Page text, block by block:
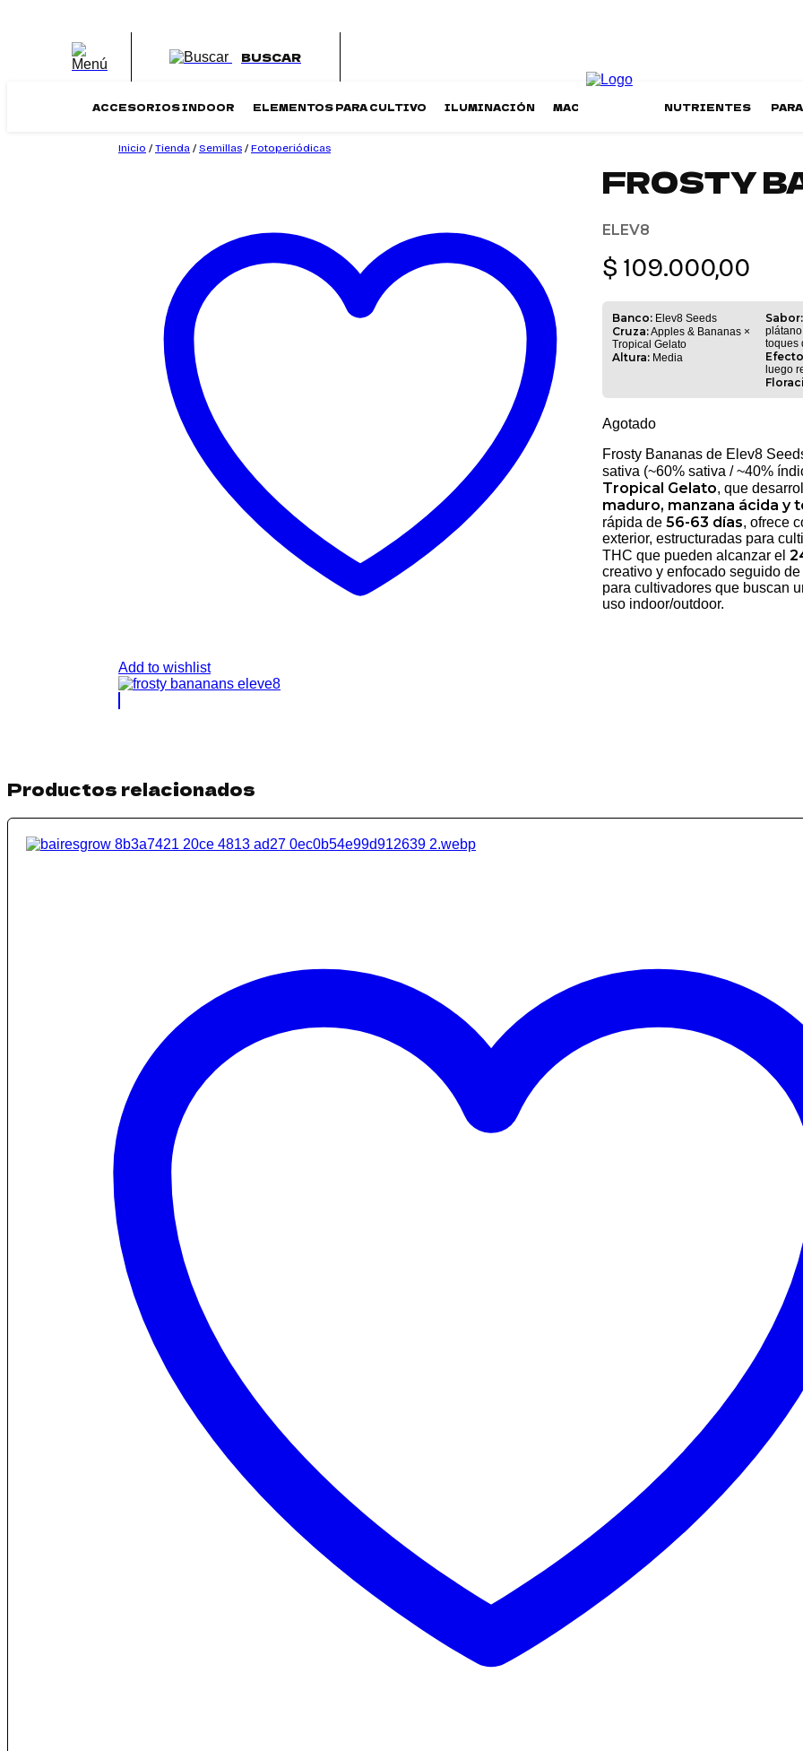
BUSCAR
ACCESORIOS INDOOR ELEMENTOS PARA CULTIVO ILUMINACIÓN MACETAS NUTRIENTES
Inicio / Tienda / Semillas / Fotoperiódicas
Add to wishlist
FROSTY
ELEV8
$ 109.000,00
Banco:Elev8 Seeds
Cruza:Apples & Bananas ×
Tropical Gelato
Altura:Media
Sabor:
toques
luego
Agotado
Frosty Bananas de Elev8
sativa (~60% sativa / ~40%
Tropical Gelato, que
maduro, manzana ácida y
rápida de 56-63 días, ofrece
exterior, estructuradas para
THC que pueden alcanzar el
creativo y enfocado seguido
para cultivadores que buscan
uso indoor/outdoor.
Productos relacionados